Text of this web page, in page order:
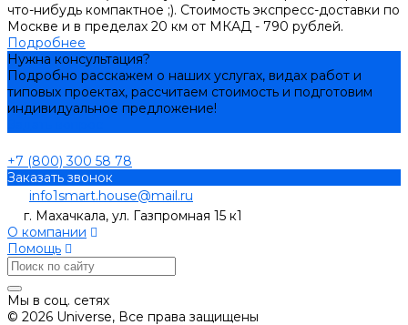
что-нибудь компактное ;). Стоимость экспресс-доставки по
Москве и в пределах 20 км от МКАД - 790 рублей.
Подробнее
Нужна консультация?
Подробно расскажем о наших услугах, видах работ и
типовых проектах, рассчитаем стоимость и подготовим
индивидуальное предложение!
+7 (800) 300 58 78
Заказать звонок
info1smart.house@mail.ru
г. Махачкала, ул. Газпромная 15 к1
О компании
Помощь
Мы в соц. сетях
© 2026 Universe, Все права защищены